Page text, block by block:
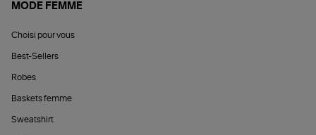
MODE FEMME
Choisi pour vous
Best-Sellers
Robes
Baskets femme
Sweatshirt